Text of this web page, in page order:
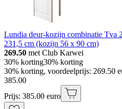
Lundia deur-kozijn combinatie Tva
231,5 cm (kozijn 56 x 90 cm)
269.50 met Club Karwei
30% korting30% korting
30% korting, voordeelprijs: 269.50
385.00
Prijs: 385.00 euro